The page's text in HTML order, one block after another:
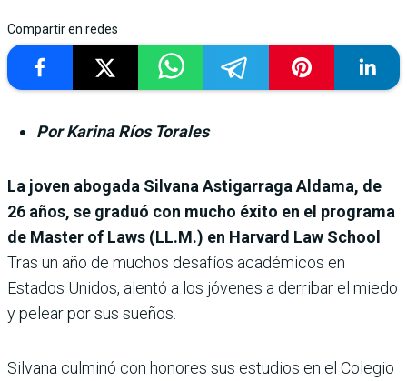
Compartir en redes
Por Karina Ríos Torales
La joven abogada Silvana Astigarraga Aldama, de
26 años, se graduó con mucho éxito en el programa
de Master of Laws (LL.M.) en Harvard Law School .
Tras un año de muchos desafíos académicos en
Estados Unidos, alentó a los jóvenes a derribar el miedo
y pelear por sus sueños.
Silvana culminó con honores sus estudios en el Colegio